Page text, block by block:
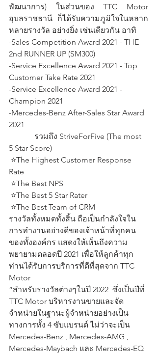
พัฒนาการ) ในส่วนของ TTC Motor
อุบลราชธานี ก็ได้รับความภูมิใจในหลาก
หลายรางวัล อย่างยิ่ง เช่นเดียวกัน อาทิ
-Sales Competition Award 2021 - THE
2nd RUNNER UP (SM300)
-Service Excellence Award 2021 - Top
Customer Take Rate 2021
-Service Excellence Award 2021 -
Champion 2021
-Mercedes-Benz After-Sales Star Award
2021
5 Star Score)
Rate
⭐️The Best NPS
⭐️The Best 5 Star Rater
⭐️The Best Team of CRM
รางวัลทั้งหมดทั้งสิ้น ถือเป็นกำลังใจใน
การทำงานอย่างดีของเจ้าหน้าที่ทุกคน
ของทั้งองค์กร แสดงให้เห็นถึงความ
พยายามตลอดปี 2021 เพื่อให้ลูกค้าทุก
ท่านได้รับการบริการที่ดีที่สุดจาก TTC
Motor
“สำหรับรางวัลต่างๆในปี 2022  ซึ่งเป็นปีที่
TTC Motor บริหารงานขายและจัด
จำหน่ายในฐานะผู้จำหน่ายอย่างเป็น
ทางการทั้ง 4 ซับแบรนด์ ไม่ว่าจะเป็น
Mercedes-Benz , Mercedes-AMG ,
Mercedes-Maybach และ Mercedes-EQ